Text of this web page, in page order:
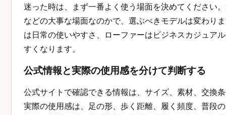
迷った時は、まず一番よく使う場面を決めてください
などの大事な場面なのかで、選ぶべきモデルは変わり
は日常の使いやすさ、ローファーはビジネスカジュア
すくなります。
公式情報と実際の使用感を分けて判断する
公式サイトで確認できる情報は、サイズ、素材、交換
実際の使用感は、足の形、歩く距離、履く頻度、普段